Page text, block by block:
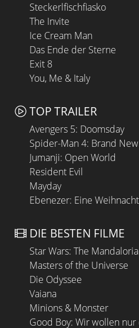
Steckerlfischfiasko
The Invite
Ice Cream Man
Das Ende der Sterne
Exit 8
You, Me & Italy
TOP TRAILER
Avengers 5: Doomsday
Spider-Man 4: Brand
Jumanji: Open World
Resident Evil
Mayday
Ebenezer: Eine
DIE BESTEN FILME
Star Wars: The
Masters of the Universe
Die Odyssee
Vaiana
Minions & Monster
Good Boy: Wir wollen